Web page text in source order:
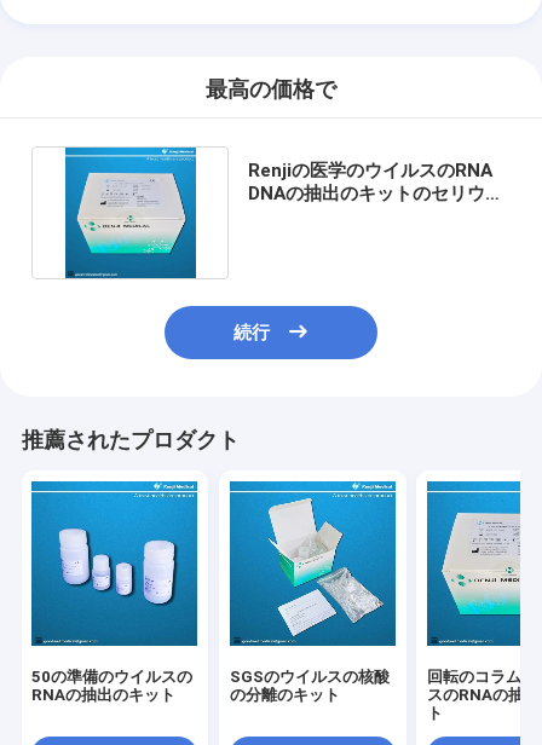
最高の価格で
Renjiの医学のウイルスのRNA
DNAの抽出のキットのセリウム
続行
推薦されたプロダクト
50の準備のウイルスの
RNAの抽出のキット
SGSのウイルスの核酸
の分離のキット
回転のコラムの
スのRNAの抽
ト